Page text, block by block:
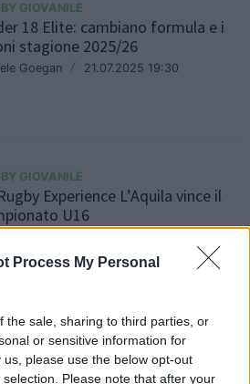
Process My Personal
the sale, sharing to third parties, or
or sensitive information for
please use the below opt-out
Please note that after your
GIOVANILE
18 Elite: cambiano formula e i
stagione 2025/26
Goegan / 21.07.2025 19:30
GIOVANILE
Experience L’Aquila vince il
U16
GIOVANILE
Valsugana è campione
U18, Benetton battuto 24-17
Goegan / 25.05.2025 20:06